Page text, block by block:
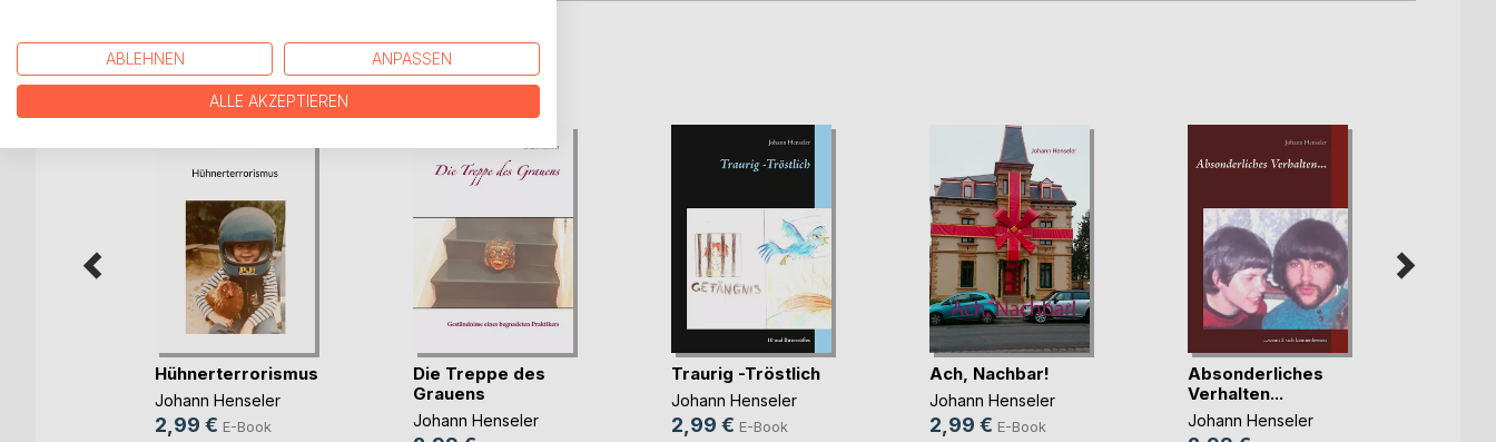
WEITERE TITEL BEIBoD
Hühnerterrorismus
Johann Henseler
2,99 € E-Book
Die Treppe des
Grauens
Johann Henseler
Traurig -Tröstlich
Johann Henseler
2,99 € E-Book
Ach, Nachbar!
Johann Henseler
2,99 € E-Book
Absonderliches
Verhalten...
Johann Henseler
ABLEHNEN ANPASSEN
ALLE AKZEPTIEREN